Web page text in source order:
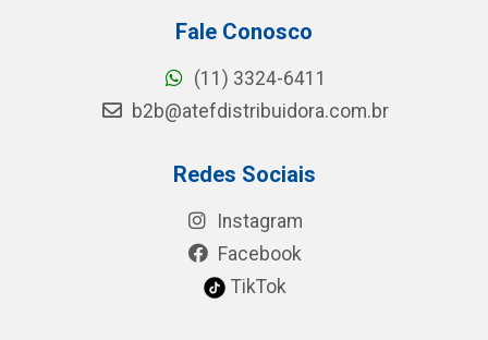
Fale Conosco
(11) 3324-6411
b2b@atefdistribuidora.com.br
Redes Sociais
Instagram
Facebook
TikTok